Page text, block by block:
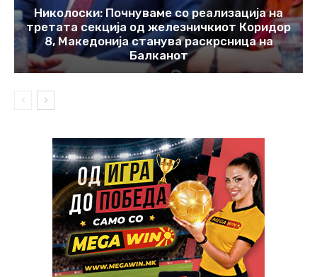
Николоски: Почнуваме со реализација на
третата секција од железничкиот Коридор
8, Македонија станува раскрсница на
Балканот